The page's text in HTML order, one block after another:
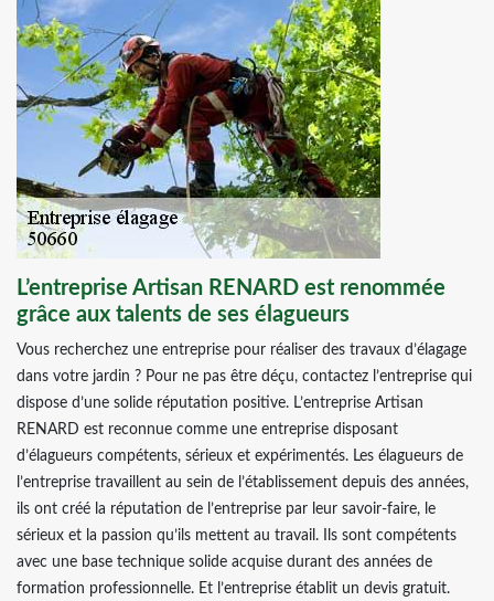
L’entreprise Artisan RENARD est renommée
grâce aux talents de ses élagueurs
Vous recherchez une entreprise pour réaliser des travaux d’élagage
dans votre jardin ? Pour ne pas être déçu, contactez l’entreprise qui
dispose d’une solide réputation positive. L’entreprise Artisan
RENARD est reconnue comme une entreprise disposant
d’élagueurs compétents, sérieux et expérimentés. Les élagueurs de
l’entreprise travaillent au sein de l’établissement depuis des années,
ils ont créé la réputation de l’entreprise par leur savoir-faire, le
sérieux et la passion qu’ils mettent au travail. Ils sont compétents
avec une base technique solide acquise durant des années de
formation professionnelle. Et l’entreprise établit un devis gratuit.